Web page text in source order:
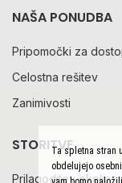
NAŠA PONUDBA
Pripomočki za
Celostna rešitev
Zanimivosti
STORITVE
Prilagoditev okolja
Ta spletna stran
obdelujejo